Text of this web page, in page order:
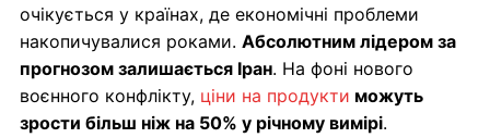
очікується у країнах, де економічні проблеми
накопичувалися роками. Абсолютним лідером за
прогнозом залишається Іран. На фоні нового
воєнного конфлікту, ціни на продукти можуть
зрости більш ніж на 50% у річному вимірі.